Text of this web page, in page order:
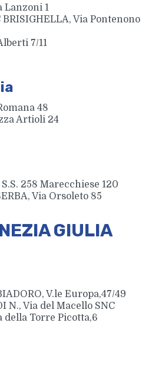
Lanzoni 1
BRISIGHELLA, Via Pontenono
7/11
48
Artioli 24
258 Marecchiese 120
Via Orsoleto 85
GIULIA
V.le Europa,47/49
N., Via del Macello SNC
della Torre Picotta,6